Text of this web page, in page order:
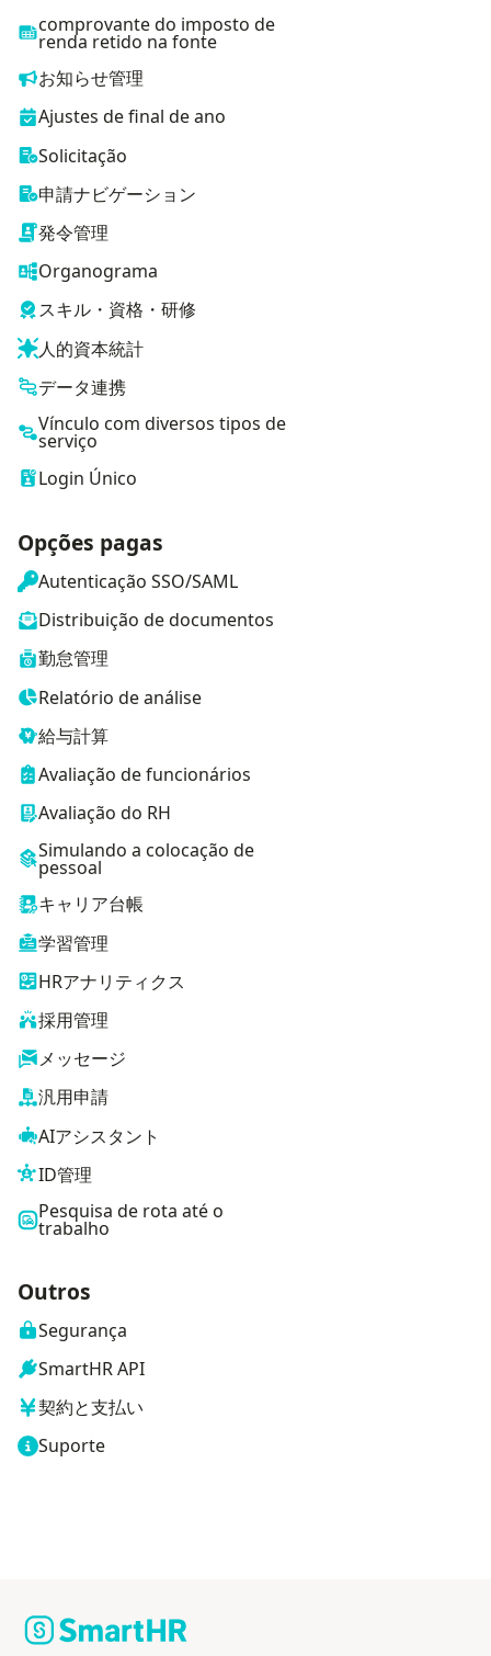
comprovante do imposto de
renda retido na fonte
お知らせ管理
Ajustes de final de ano
Solicitação
申請ナビゲーション
発令管理
Organograma
スキル・資格・研修
人的資本統計
データ連携
Vínculo com diversos tipos de
serviço
Login Único
Opções pagas
Autenticação SSO/SAML
Distribuição de documentos
勤怠管理
Relatório de análise
給与計算
Avaliação de funcionários
Avaliação do RH
Simulando a colocação de
pessoal
キャリア台帳
学習管理
HRアナリティクス
採用管理
メッセージ
汎用申請
AIアシスタント
ID管理
Pesquisa de rota até o
trabalho
Outros
Segurança
SmartHR API
契約と支払い
Suporte